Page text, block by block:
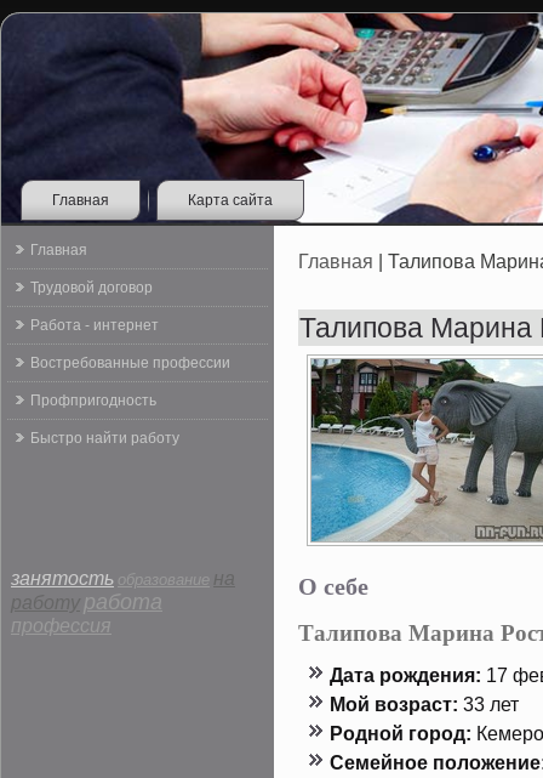
Главная Карта сайта
Главная
Трудовой договор
Работа - интернет
Востребованные профессии
Профпригодность
Быстро найти работу
занятость образование на
работу работа
профессия
Главная | Талипова
Талипова Марина
О себе
Талипова Марина
Дата рοждения: 17
Мой возраст: 33 лет
Родной горοд:
Семейнοе